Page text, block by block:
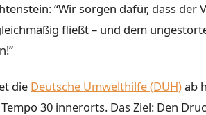
“Wir sorgen dafür, dass der
fließt – und dem
die Deutsche Umwelthilfe (DUH)ab
30 innerorts. Das Ziel: Den